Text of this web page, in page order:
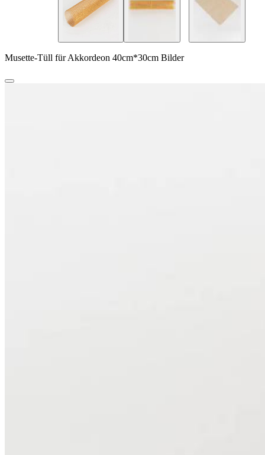
Musette-Tüll für Akkordeon 40cm*30cm Bilder